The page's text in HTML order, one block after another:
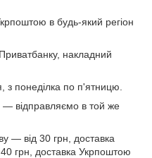
в будь-який регіон
накладний
понеділка по п'ятницю.
відправляємо в той же
— від 30 грн, доставка
грн, доставка Укрпоштою